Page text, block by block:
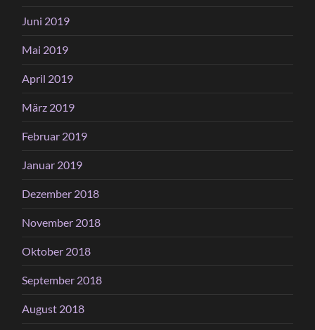
Juni 2019
Mai 2019
April 2019
März 2019
Februar 2019
Januar 2019
Dezember 2018
November 2018
Oktober 2018
September 2018
August 2018